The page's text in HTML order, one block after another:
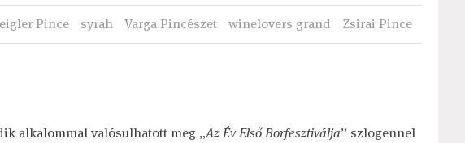
Pince syrah Varga Pincészet winelovers grand Zsirai Pince
alkalommal valósulhatott meg „Az Év Első Borfesztiválja” szlogennel